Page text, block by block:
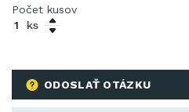
ODOSLAŤ OTÁZKU
Počet kusov
ks